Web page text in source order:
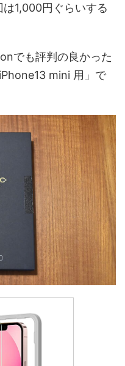
1,000円ぐらいする
でも評判の良かった
mini 用」で